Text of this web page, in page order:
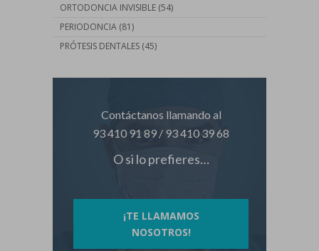
ORTODONCIA INVISIBLE (54)
PERIODONCIA (81)
PRÓTESIS DENTALES (45)
Contáctanos llamando al
93 410 91 89 / 93 410 39 68
O si lo prefieres…
¡TE LLAMAMOS
NOSOTROS!